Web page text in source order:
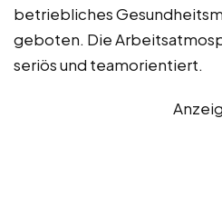
betriebliches
geboten. Die
seriös und teamorientiert.